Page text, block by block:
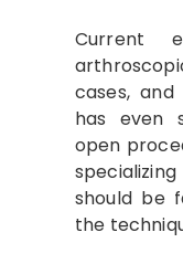
Current
cases,
has even
open
should be
the